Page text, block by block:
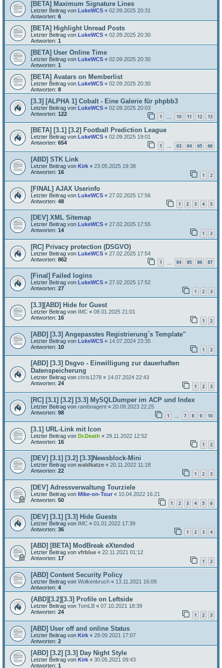
[BETA] Maximum Signature Lines
Letzter Beitrag von LukeWCS « 02.09.2025 20:31
Antworten: 6
[BETA] Highlight Unread Posts
Letzter Beitrag von LukeWCS « 02.09.2025 20:30
Antworten: 1
[BETA] User Online Time
Letzter Beitrag von LukeWCS « 02.09.2025 20:30
Antworten: 1
[BETA] Avatars on Memberlist
Letzter Beitrag von LukeWCS « 02.09.2025 20:30
Antworten: 8
[3.3] [ALPHA 1] Cobalt - Eine Galerie für phpbb3
Letzter Beitrag von LukeWCS « 02.09.2025 20:03
Antworten: 122 1 10 11 12 13
[BETA] [3.1] [3.2] Football Prediction League
Letzter Beitrag von LukeWCS « 02.09.2025 19:01
Antworten: 654 1 … 63 64 65 66
[ABD] STK Link
Letzter Beitrag von Kirk « 23.05.2025 19:38
Antworten: 16 1 2
[FINAL] AJAX Userinfo
Letzter Beitrag von LukeWCS « 27.02.2025 17:56
Antworten: 48 1 2 3 4 5
[DEV] XML Sitemap
Letzter Beitrag von LukeWCS « 27.02.2025 17:55
Antworten: 14 1 2
[RC] Privacy protection (DSGVO)
Letzter Beitrag von LukeWCS « 27.02.2025 17:54
Antworten: 862 1 84 85 86 87
[Final] Failed logins
Letzter Beitrag von LukeWCS « 27.02.2025 17:52
Antworten: 27 1 2 3
[3.3][ABD] Hide for Guest
Letzter Beitrag von IMC « 08.01.2025 21:01
Antworten: 16 1 2
[ABD] [3.3] Angepasstes Registrierung´s Template"
Letzter Beitrag von LukeWCS « 14.07.2024 23:35
Antworten: 10 1 2
[ABD] [3.3] Dsgvo - Einwilligung zur dauerhaften
Datenspeicherung
Letzter Beitrag von chris1278 « 14.07.2024 22:43
Antworten: 24 1 2 3
[RC] [3.1] [3.2] [3.3] MySQLDumper im ACP und Index
Letzter Beitrag von ramboagent « 20.09.2023 22:25
Antworten: 98 1 … 7 8 9 10
[3.1] URL-Link mit Icon
Letzter Beitrag von Dr.Death « 29.11.2022 12:52
Antworten: 16 1 2
[DEV] [3.1] [3.2] [3.3]Newsblock-Mini
Letzter Beitrag von waldkatze « 20.11.2022 11:18
Antworten: 22 1 2 3
[DEV] Adressverwaltung Tourziele
Letzter Beitrag von Mike-on-Tour « 10.04.2022 16:21
Antworten: 50 1 2 3 4 5 6
[DEV] [3.1] [3.3] Hide Guests
Letzter Beitrag von IMC « 01.01.2022 17:39
Antworten: 36 1 2 3 4
[ABD] [BETA] ModBreak eXtended
Letzter Beitrag von vfrblue « 22.11.2021 01:12
Antworten: 17 1 2
[ABD] Content Security Policy
Letzter Beitrag von Wolkenbruch « 13.11.2021 16:09
Antworten: 4
{ABD][3.2][3.3] Profile on Leftside
Letzter Beitrag von TomLB « 07.10.2021 18:39
Antworten: 24 1 2 3
[ABD] User off and online Status
Letzter Beitrag von Kirk « 28.09.2021 17:07
Antworten: 2
[ABD] [3.2] [3.3] Day Night Style
Letzter Beitrag von Kirk « 30.05.2021 09:43
Antworten: 1